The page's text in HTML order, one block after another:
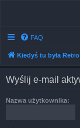
FAQ
Kiedyś tu była
Wyślij e-mail
Nazwa użytkownika: